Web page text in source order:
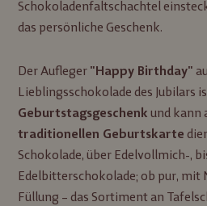
Schokoladenfaltschachtel
das persönliche Geschenk.
Der Aufleger "Happy Birthday"
Lieblingsschokolade des Jubilars
Geburtstagsgeschenk und kann
traditionellen Geburtskarte
Schokolade, über Edelvollmich-,
Edelbitterschokolade; ob pur, mit
Füllung – das Sortiment an